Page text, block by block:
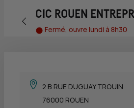
Retour vers la page précédente
CIC ROUEN
Fermé, ouvre lundi à 8h30
2 B RUE DUGUAY TROUIN
76000 ROUEN